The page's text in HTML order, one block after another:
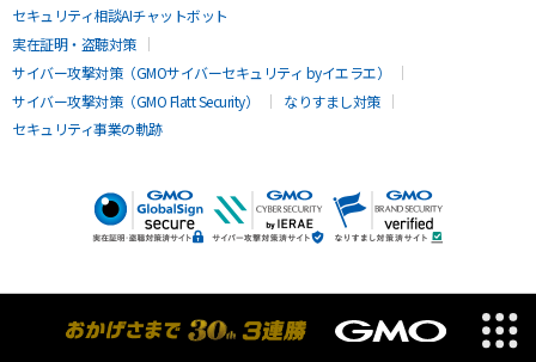
セキュリティ相談AIチャットボット
実在証明・盗聴対策
サイバー攻撃対策（GMOサイバーセキュリティ byイエラエ）
サイバー攻撃対策（GMO Flatt Security）
なりすまし対策
セキュリティ事業の軌跡